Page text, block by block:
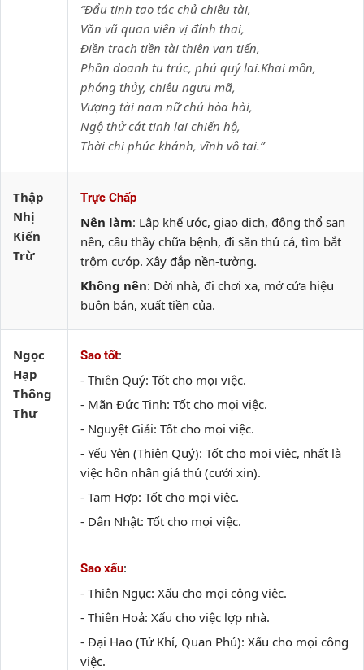
“Đẩu tinh tạo tác chủ chiêu tài,
Văn vũ quan viên vị đỉnh thai,
Điền trạch tiền tài thiên vạn tiến,
Phần doanh tu trúc, phú quý lai.Khai môn,
phóng thủy, chiêu ngưu mã,
Vượng tài nam nữ chủ hòa hài,
Ngộ thử cát tinh lai chiến hộ,
Thời chi phúc khánh, vĩnh vô tai.”
Thập
Nhị
Kiến
Trừ
Trực Chấp
Nên làm: Lập khế ước, giao dịch, động thổ san
nền, cầu thầy chữa bệnh, đi săn thú cá, tìm bắt
trộm cướp. Xây đắp nền-tường.
Không nên: Dời nhà, đi chơi xa, mở cửa hiệu
buôn bán, xuất tiền của.
Ngọc
Hạp
Thông
Thư
Sao tốt:
- Thiên Quý: Tốt cho mọi việc.
- Mãn Đức Tinh: Tốt cho mọi việc.
- Nguyệt Giải: Tốt cho mọi việc.
- Yếu Yên (Thiên Quý): Tốt cho mọi việc, nhất là
việc hôn nhân giá thú (cưới xin).
- Tam Hợp: Tốt cho mọi việc.
- Dân Nhật: Tốt cho mọi việc.
Sao xấu:
- Thiên Ngục: Xấu cho mọi công việc.
- Thiên Hoả: Xấu cho việc lợp nhà.
- Đại Hao (Tử Khí, Quan Phú): Xấu cho mọi công
việc.